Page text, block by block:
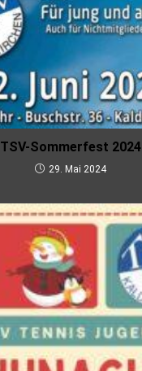
TSV-Sommerfest 2024
29. Mai 2024